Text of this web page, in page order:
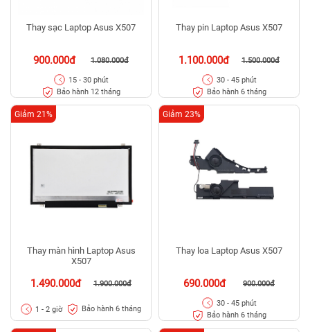
Thay sạc Laptop Asus X507
900.000đ 1.080.000đ
15 - 30 phút
Bảo hành 12 tháng
Thay pin Laptop Asus X507
1.100.000đ 1.500.000đ
30 - 45 phút
Bảo hành 6 tháng
Thay màn hình Laptop Asus
X507
1.490.000đ 1.900.000đ
Giảm 21%
1 - 2 giờ Bảo hành 6 tháng
Thay loa Laptop Asus X507
690.000đ 900.000đ
Giảm 23%
30 - 45 phút
Bảo hành 6 tháng